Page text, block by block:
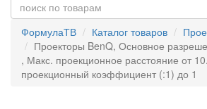
ФормулаТВ Каталог товаров
Проекторы BenQ, Основное
, Макс. проекционное расстояние от
проекционный коэффициент (:1) до 1